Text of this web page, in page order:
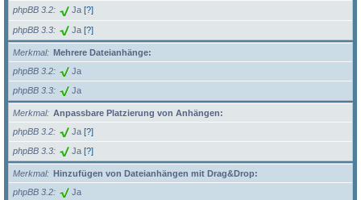
phpBB 3.2
Ja [?]
phpBB 3.3 Ja [?]
Merkmal
Mehrere Dateianhänge:
phpBB 3.2
Ja
phpBB 3.3 Ja
Merkmal
Anpassbare Platzierung von Anhängen:
phpBB 3.2
Ja [?]
phpBB 3.3 Ja [?]
Merkmal
Hinzufügen von Dateianhängen mit Drag&Drop:
phpBB 3.2
Ja